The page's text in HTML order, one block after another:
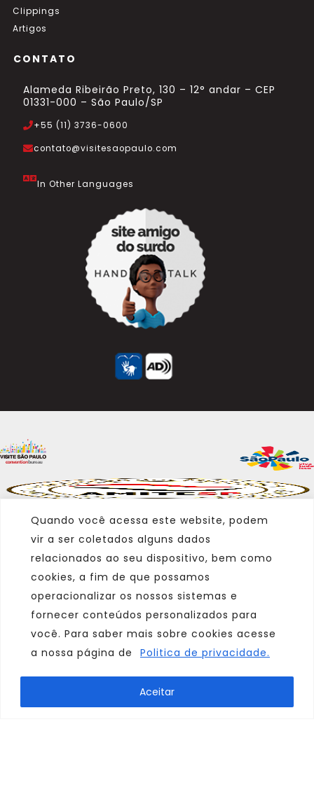
Quando você acessa este website, podem
vir a ser coletados alguns dados
relacionados ao seu dispositivo, bem como
cookies, a fim de que possamos
operacionalizar os nossos sistemas e
fornecer conteúdos personalizados para
você. Para saber mais sobre cookies acesse
a nossa página de
Politica de privacidade.
Aceitar
Clippings
Artigos
CONTATO
Alameda Ribeirão Preto, 130 – 12° andar – CEP
01331-000 – São Paulo/SP
+55 (11) 3736-0600
contato@visitesaopaulo.com
In Other Languages
Parceiro